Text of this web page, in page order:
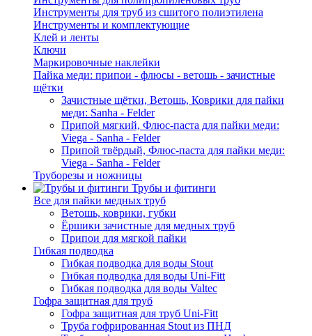
Инструменты для труб из сшитого полиэтилена
Инструменты и комплектующие
Клей и ленты
Ключи
Маркировочные наклейки
Пайка меди: припои - флюсы - ветошь - зачистные
щётки
Зачистные щётки, Ветошь, Коврики для пайки
меди: Sanha - Felder
Припой мягкий, Флюс-паста для пайки меди:
Viega - Sanha - Felder
Припой твёрдый, Флюс-паста для пайки меди:
Viega - Sanha - Felder
Труборезы и ножницы
Трубы и фитинги
Все для пайки медных труб
Ветошь, коврики, губки
Ёршики зачистные для медных труб
Припои для мягкой пайки
Гибкая подводка
Гибкая подводка для воды Stout
Гибкая подводка для воды Uni-Fitt
Гибкая подводка для воды Valtec
Гофра защитная для труб
Гофра защитная для труб Uni-Fitt
Труба гофрированная Stout из ПНД